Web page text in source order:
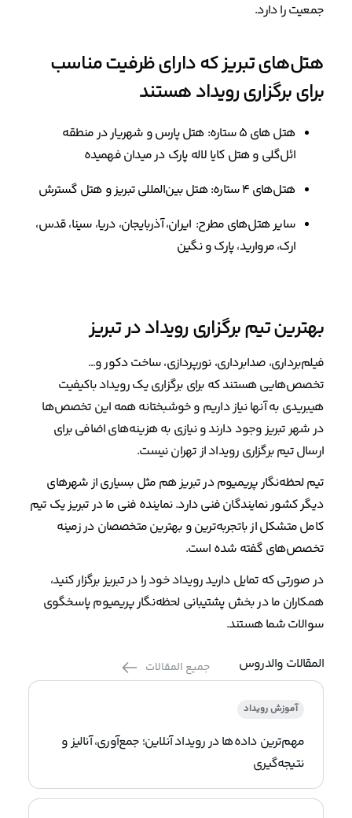
جمعیت را دارد.
هتل‌های تبریز که دارای ظرفیت مناسب
برای برگزاری رویداد هستند
هتل های ۵ ستاره: هتل پارس و شهریار در منطقه
ائل‌گلی و هتل کایا لاله پارک در میدان فهمیده
هتل‌های ۴ ستاره: هتل بین‌المللی تبریز و هتل گسترش
سایر هتل‌های مطرح: ایران، آذربایجان، دریا، سینا، قدس،
ارک، مروارید، پارک و نگین
بهترین تیم برگزاری رویداد در تبریز
فیلم‌برداری، صدابرداری، نورپردازی، ساخت دکور و…
تخصص‌هایی هستند که برای برگزاری یک رویداد باکیفیت
هیبریدی به آنها نیاز داریم و خوشبختانه همه این تخصص‌ها
در شهر تبریز وجود دارند و نیازی به هزینه‌های اضافی برای
ارسال تیم برگزاری رویداد از تهران نیست.
تیم لحظه‌نگار پریمیوم در تبریز هم مثل بسیاری از شهرهای
دیگر کشور نمایندگان فنی دارد. نماینده فنی ما در تبریز یک تیم
کامل متشکل از باتجربه‌ترین و بهترین متخصصان در زمینه
تخصص‌های گفته شده است.
در صورتی که تمایل دارید رویداد خود را در تبریز برگزار کنید،
همکاران ما در بخش پشتیبانی لحظه‌نگار پریمیوم پاسخگوی
سوالات شما هستند.
المقالات والدروس
جميع المقالات
آموزش رویداد
مهم‌ترین داده‌ها در رویداد آنلاین؛ جمع‌آوری، آنالیز و
نتیجه‌گیری